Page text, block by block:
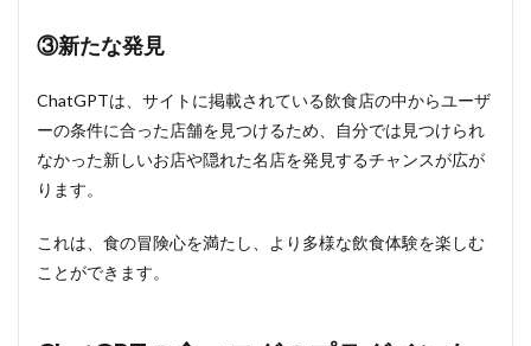
③新たな発見
ChatGPTは、サイトに掲載されている飲食店の中からユーザ
ーの条件に合った店舗を見つけるため、自分では見つけられ
なかった新しいお店や隠れた名店を発見するチャンスが広が
ります。
これは、食の冒険心を満たし、より多様な飲食体験を楽しむ
ことができます。